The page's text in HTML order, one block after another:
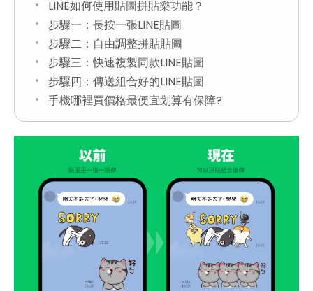
LINE如何使用貼圖拼貼樂功能？
步驟一：長按一張LINE貼圖
步驟二：自由調整拼貼貼圖
步驟三：快速複製同款LINE貼圖
步驟四：傳送組合好的LINE貼圖
手機哪裡買價格最便宜划算有保障?